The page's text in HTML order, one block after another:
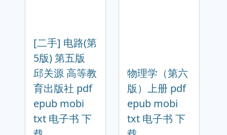
[二手] 电路(第
5版) 第五版
邱关源 高等教
育出版社 pdf
epub mobi
txt 电子书 下
物理学（第六
版）上册 pdf
epub mobi
txt 电子书 下